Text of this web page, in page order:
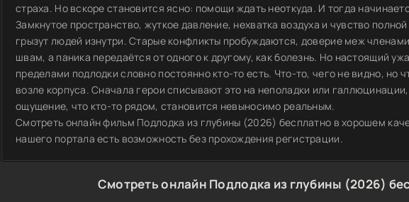
страха. Но вскоре становится ясно: помощи ждать неоткуда. И тогда
Замкнутое пространство, жуткое давление, нехватка воздуха и чувство
грызут людей изнутри. Старые конфликты пробуждаются, доверие меж
швам, а паника передаётся от одного к другому, как болезнь. Но настоящий
пределами подлодки словно постоянно кто-то есть. Что-то, чего не видно, но
возле корпуса. Сначала герои списывают это на неполадки или
ощущение, что кто-то рядом, становится невыносимо реальным.
Смотреть онлайн фильм Подлодка из глубины (2026) бесплатно в хорошем
нашего портала есть возможность без прохождения регистрации.
Смотреть онлайн Подлодка из глубины (2026)